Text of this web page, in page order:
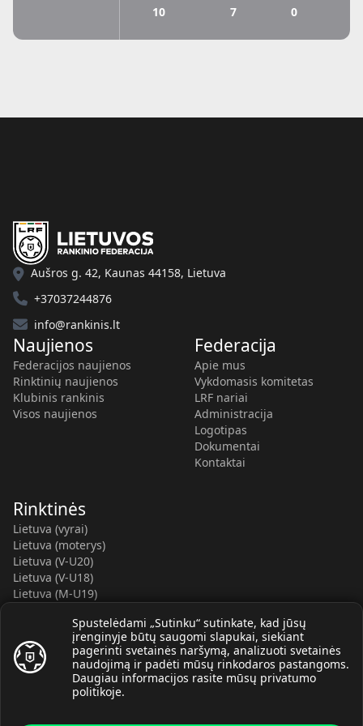
10 7 0
Spustelėdami „Sutinku“ sutinkate, kad jūsų
įrenginyje būtų saugomi slapukai, siekiant
pagerinti svetainės naršymą, analizuoti svetainės
naudojimą ir padėti mūsų rinkodaros pastangoms.
Daugiau informacijos rasite mūsų privatumo
politikoje.
Aušros g. 42, Kaunas 44158, Lietuva
+37037244876
info@rankinis.lt
Naujienos
Federacijos naujienos
Rinktinių naujienos
Klubinis rankinis
Visos naujienos
Federacija
Apie mus
Vykdomasis komitetas
LRF nariai
Administracija
Logotipas
Dokumentai
Kontaktai
Rinktinės
Lietuva (vyrai)
Lietuva (moterys)
Lietuva (V-U20)
Lietuva (V-U18)
Lietuva (M-U19)
Lietuva (M-U16)